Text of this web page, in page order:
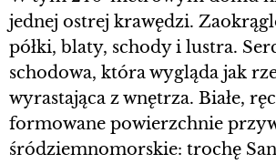
jednej ostrej krawędzi.
półki, blaty, schody i lustra.
schodowa, która wygląda jak
wyrastająca z wnętrza. Białe,
formowane powierzchnie
śródziemnomorskie: trochę